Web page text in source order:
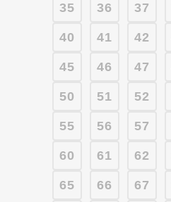
35 36 37
40 41 42
45 46 47
50 51 52
55 56 57
60 61 62
65 66 67